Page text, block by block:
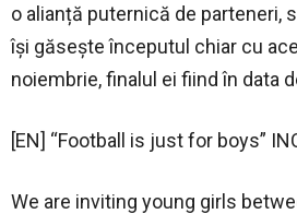
o alianță puternică de parteneri,
își găsește începutul chiar cu
noiembrie, finalul ei fiind în data
[EN] “Football is just for boys”
We are inviting young girls